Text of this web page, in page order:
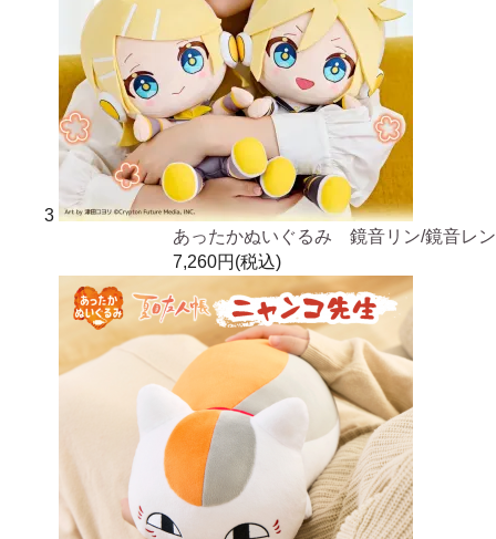
3
あったかぬいぐるみ 鏡音リン/鏡音レン
7,260円(税込)